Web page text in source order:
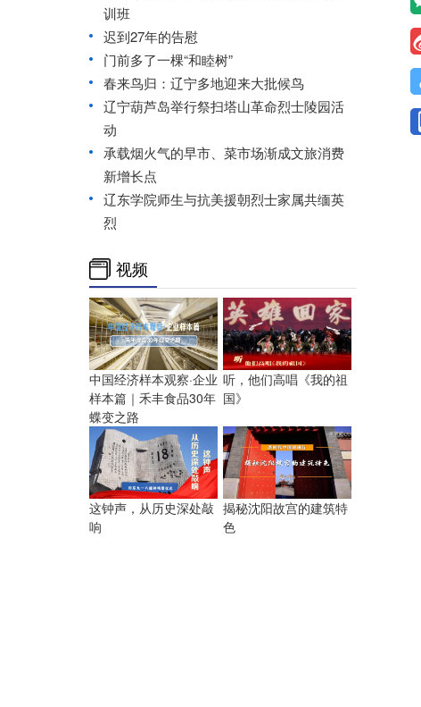
训班
迟到27年的告慰
门前多了一棵“和睦树”
春来鸟归：辽宁多地迎来大批候鸟
辽宁葫芦岛举行祭扫塔山革命烈士陵园活
动
承载烟火气的早市、菜市场渐成文旅消费
新增长点
辽东学院师生与抗美援朝烈士家属共缅英
烈
视频
中国经济样本观察·企业
样本篇｜禾丰食品30年
蝶变之路
听，他们高唱《我的祖
国》
这钟声，从历史深处敲
响
揭秘沈阳故宫的建筑特
色